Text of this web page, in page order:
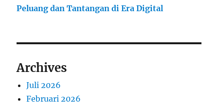
Peluang dan Tantangan di Era Digital
Archives
Juli 2026
Februari 2026